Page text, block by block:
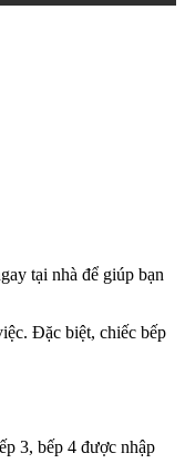
tại nhà để giúp bạn
Đặc biệt, chiếc bếp
3, bếp 4 được nhập